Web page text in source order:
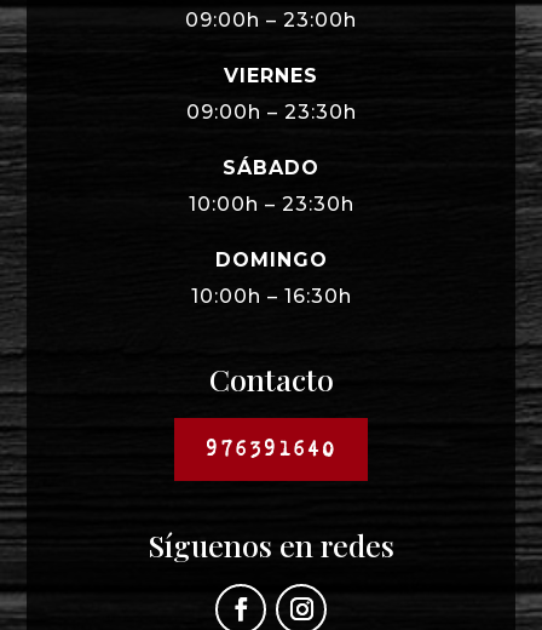
09:00h – 23:00h
VIERNES
09:00h – 23:30h
SÁBADO
10:00h – 23:30h
DOMINGO
10:00h – 16:30h
Contacto
976391640
Síguenos en redes